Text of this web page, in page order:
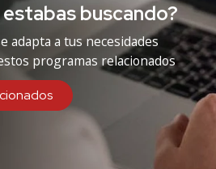
buscando?
adapta a tus necesidades
programas relacionados